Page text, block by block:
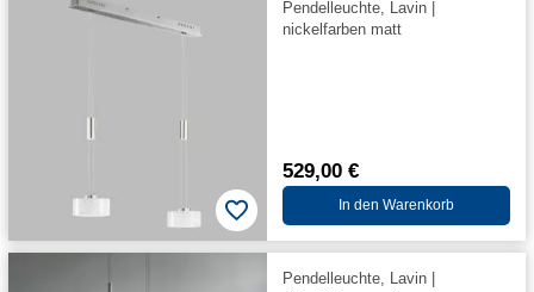
Pendelleuchte, Lavin |
nickelfarben matt
529,00 €
In den Warenkorb
Pendelleuchte, Lavin |